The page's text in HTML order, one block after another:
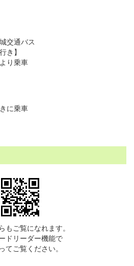
交通バス
き】
り乗車
に乗車
もご覧になれます。
ドリーダー機能で
てご覧ください。